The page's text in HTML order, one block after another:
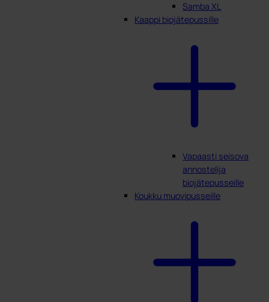
Samba XL
Kaappi biojätepussille
Vapaasti seisova
annostelija
biojätepusseille
Koukku muovipusseille